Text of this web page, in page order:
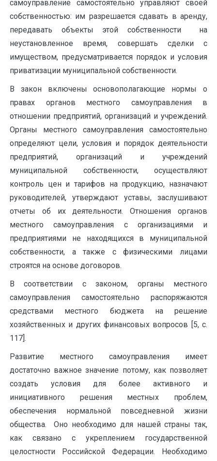
самоуправление самостоятельно управляют своей
собственностью: им разрешается сдавать в аренду,
передавать объекты этой собственности на
неустановленное время, совершать сделки с
имуществом, предусматривается порядок и условия
приватизации муниципальной собственности.
В закон включены основополагающие нормы о
правах органов местного самоуправления в
отношении предприятий, организаций и учреждений.
Органы местного самоуправления самостоятельно
определяют цели, условия и порядок деятельности
предприятий, организаций и учреждений
муниципальной собственности, осуществляют
контроль цен и тарифов на продукцию, назначают
руководителей, утверждают уставы, заслушивают
отчеты об их деятельности. Отношения органов
местного самоуправления с организациями и
предприятиями не находящихся в муниципальной
собственности, а также с физическими лицами
строятся на основе договоров.
В соответствии с законом, органы местного
самоуправления самостоятельно распоряжаются
средствами местного бюджета на решение
хозяйственных и других финансовых вопросов [5, с.
117].
Развитие местного самоуправления имеет
достаточно важное значение потому, как позволяет
создать условия для более активного и
инициативного решения местных проблем,
обеспечения нормальной повседневной жизни
общества. Оно необходимо для нашей страны так,
как связано с укреплением государственной
целостности Российской Федерации. Необходимо